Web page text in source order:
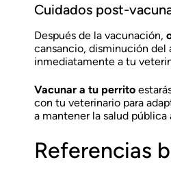
Cuidados post-
Después de la vacunación,
cansancio, disminución del
inmediatamente a tu
Vacunar a tu perrito
con tu veterinario para
a mantener la salud
Referencias